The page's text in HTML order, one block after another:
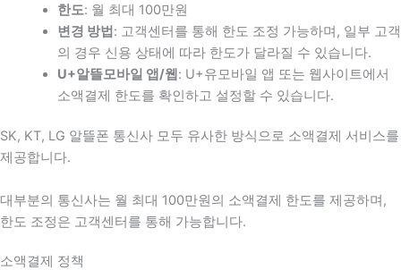
한도: 월 최대 100만원
변경 방법 : 고객센터를 통해 한도 조정 가능하며, 일부 고객
의 경우 신용 상태에 따라 한도가 달라질 수 있습니다.
U+알뜰모바일 앱/웹 : U+유모바일 앱 또는 웹사이트에서
소액결제 한도를 확인하고 설정할 수 있습니다.
SK, KT, LG 알뜰폰 통신사 모두 유사한 방식으로 소액결제 서비스를
제공합니다.
대부분의 통신사는 월 최대 100만원의 소액결제 한도를 제공하며,
한도 조정은 고객센터를 통해 가능합니다.
소액결제 정책